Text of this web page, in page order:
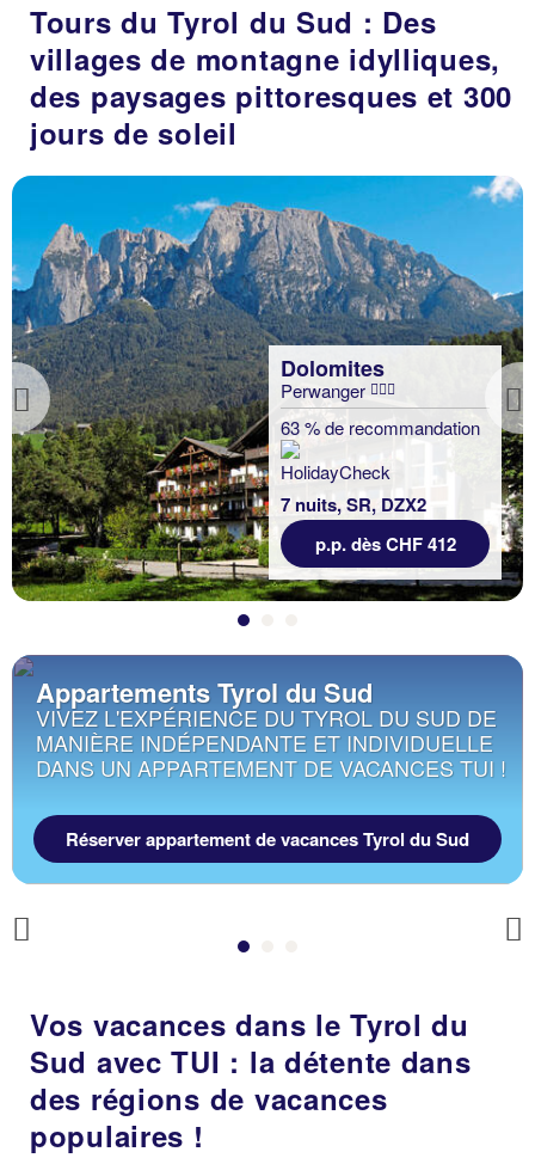
Tours du Tyrol du Sud : Des
villages de montagne idylliques,
des paysages pittoresques et 300
jours de soleil
Previous
Dolomites
Perwanger
63 % de recommandation
7 nuits, SR, DZX2
p.p. dès CHF 412
Appartements Tyrol du Sud
VIVEZ L'EXPÉRIENCE DU TYROL DU SUD DE
MANIÈRE INDÉPENDANTE ET INDIVIDUELLE
DANS UN APPARTEMENT DE VACANCES TUI !
Réserver appartement de vacances Tyrol du Sud
Previous
Vos vacances dans le Tyrol du
Sud avec TUI : la détente dans
des régions de vacances
populaires !